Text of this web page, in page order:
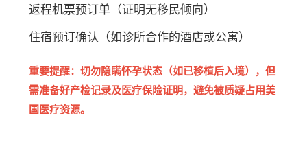
返程机票预订单（证明无移民倾向）
住宿预订确认（如诊所合作的酒店或公寓）
重要提醒：切勿隐瞒怀孕状态（如已移植后入境），但
需准备好产检记录及医疗保险证明，避免被质疑占用美
国医疗资源。